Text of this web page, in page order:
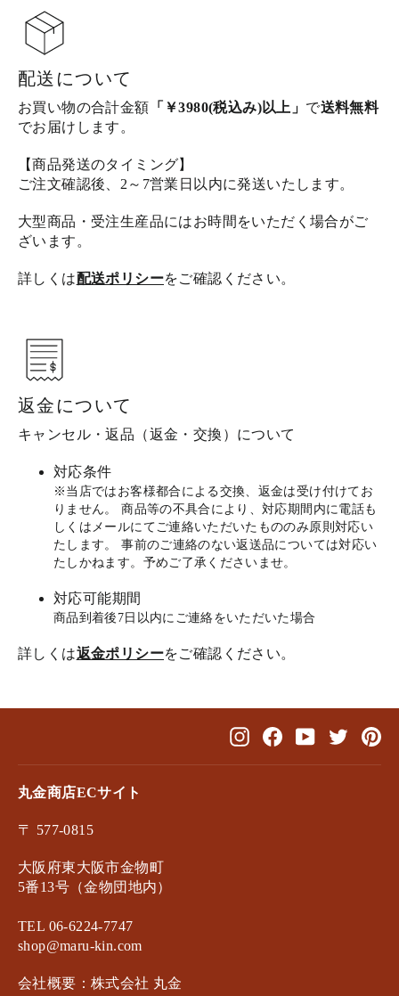
配送について
お買い物の合計金額 「￥3980(税込み)以上」 で送料無料
でお届けします。
【商品発送のタイミング】
ご注文確認後、2～7営業日以内に発送いたします。
大型商品・受注生産品にはお時間をいただく場合がご
ざいます。
詳しくは配送ポリシーをご確認ください。
返金について
キャンセル・返品（返金・交換）について
対応条件
※当店ではお客様都合による交換、返金は受け付けてお
りません。 商品等の不具合により、対応期間内に電話も
しくはメールにてご連絡いただいたもののみ原則対応い
たします。 事前のご連絡のない返送品については対応い
たしかねます。予めご了承くださいませ。
対応可能期間
商品到着後7日以内にご連絡をいただいた場合
詳しくは返金ポリシーをご確認ください。
InstagramFacebookYouTubeTwitter
丸金商店ECサイト
〒 577-0815
大阪府東大阪市金物町
5番13号（金物団地内）
TEL 06-6224-7747
shop@maru-kin.com
会社概要：株式会社 丸金